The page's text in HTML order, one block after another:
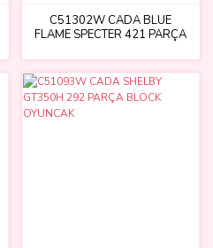
C51302W CADA BLUE
FLAME SPECTER 421 PARÇA